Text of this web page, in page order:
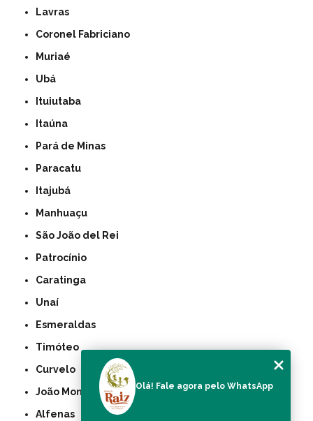
Lavras
Coronel Fabriciano
Muriaé
Ubá
Ituiutaba
Itaúna
Pará de Minas
Paracatu
Itajubá
Manhuaçu
São João del Rei
Patrocínio
Caratinga
Unaí
Esmeraldas
Timóteo
Curvelo
João Monlevade
Alfenas
Olá! Fale agora pelo WhatsApp